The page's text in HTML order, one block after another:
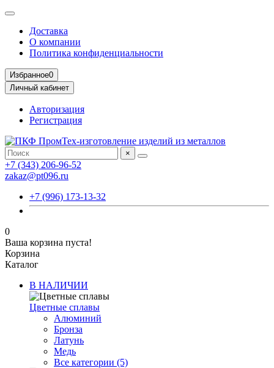
Доставка
О компании
Политика конфиденциальности
Избранное0
Личный кабинет
Авторизация
Регистрация
×
+7 (343) 206-96-52
zakaz@pt096.ru
+7 (996) 173-13-32
0
Ваша корзина пуста!
Корзина
Каталог
В НАЛИЧИИ
Цветные сплавы
Алюминий
Бронза
Латунь
Медь
Все категории (5)